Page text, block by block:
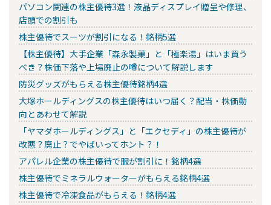
パソコン関連の株主優待3選！液晶ディスプレイ贈呈や修理、
店頭での割引も
株主優待でスーツが割引になる！銘柄5選
【株主優待】大手企業「森永製菓」と「極楽湯」はいま買う
べき？株価下落や上場廃止の噂について解説します
防災グッズがもらえる株主優待銘柄4選
大塚ホールディングスの株主優待はいつ届く？配当・株価動
向とあわせて解説
「ヤマダホールディングス」と「エクセディ」の株主優待が
改悪？廃止？でやばいってホント？！
アパレル企業の株主優待で服が割引に！銘柄4選
株主優待でミネラルウォーターがもらえる銘柄4選
株主優待で冷凍食品がもらえる！銘柄4選